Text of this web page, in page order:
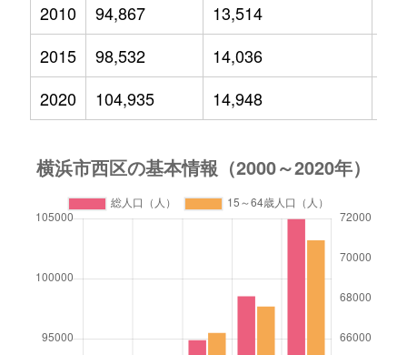
2010
94,867 13,514
2015
98,532 14,036
2020
104,935 14,948